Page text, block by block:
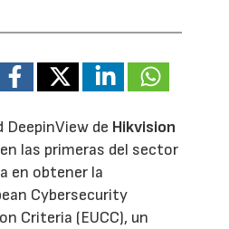
DeepinView de Hikvision
las primeras del sector
en obtener la
Cybersecurity
Criteria (EUCC), un